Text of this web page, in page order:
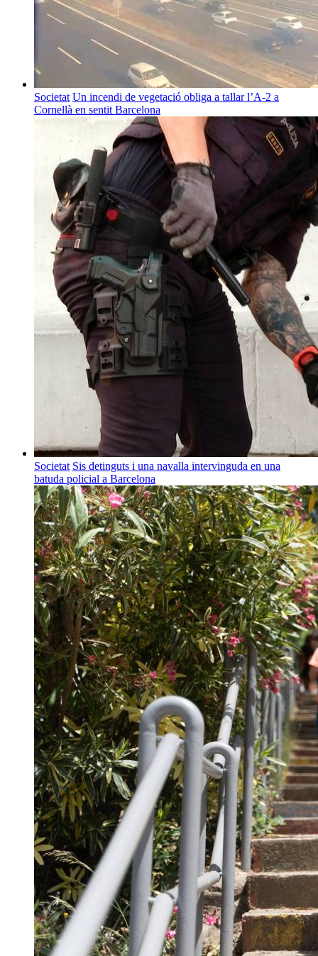
Societat Un incendi de vegetació obliga a tallar l’A-2 a
Cornellà en sentit Barcelona
Societat Sis detinguts i una navalla intervinguda en una
batuda policial a Barcelona